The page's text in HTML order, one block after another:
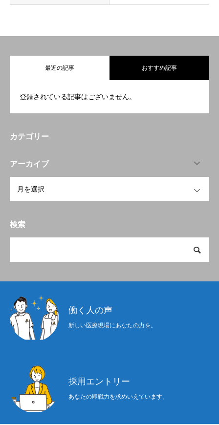
最近の記事 おすすめ記事
登録されている記事はございません。
カテゴリー
アーカイブ
検索
働く人の声
新しい医療現場にあなたの力を。
採用エントリー
あなたの即戦力を求めいえています。